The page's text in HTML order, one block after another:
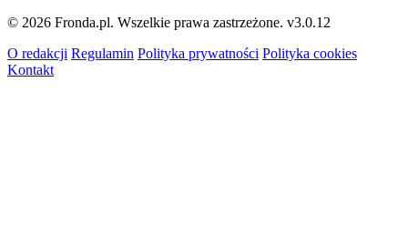
© 2026 Fronda.pl. Wszelkie prawa zastrzeżone. v3.0.12
O redakcji Regulamin Polityka prywatności Polityka cookies
Kontakt